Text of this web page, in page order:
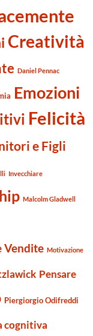
Creatività
Daniel Pennac
Emozioni
Felicità
e Figli
Invecchiare
Malcolm Gladwell
Vendite Motivazione
Pensare
Piergiorgio Odifreddi
cognitiva